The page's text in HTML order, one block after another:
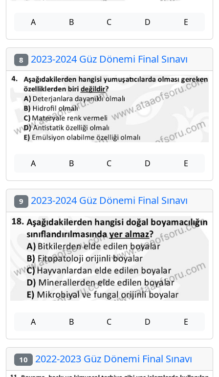
A B C D E
8 2023-2024 Güz Dönemi Final Sınavı
A B C D E
9 2023-2024 Güz Dönemi Final Sınavı
A B C D E
10 2022-2023 Güz Dönemi Final Sınavı